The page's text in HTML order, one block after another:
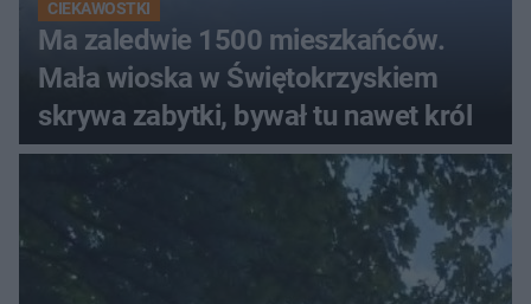
CIEKAWOSTKI
Ma zaledwie 1500 mieszkańców.
Mała wioska w Świętokrzyskiem
skrywa zabytki, bywał tu nawet król